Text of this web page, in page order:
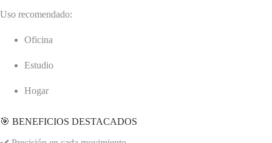
Uso recomendado:
Oficina
Estudio
Hogar
🎯 BENEFICIOS DESTACADOS